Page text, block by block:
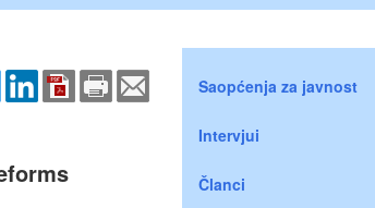
Saopćenja za javnost
Intervjui
Članci